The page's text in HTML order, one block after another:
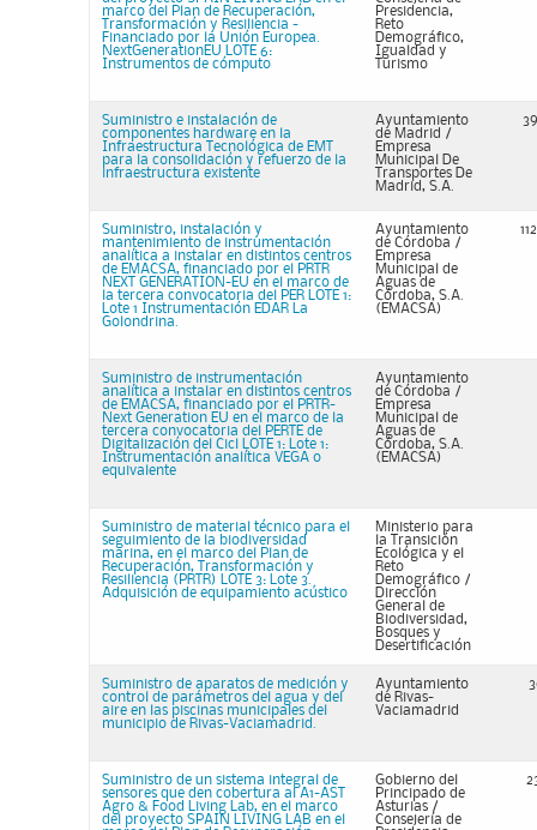
marco del Plan de Recuperación,
Transformación y Resiliencia -
Financiado por la Unión Europea.
NextGenerationEU LOTE 6:
Instrumentos de cómputo
Presidencia,
Reto
Demográfico,
Igualdad y
Turismo
Suministro e instalación de
componentes hardware en la
Infraestructura Tecnológica de EMT
para la consolidación y refuerzo de la
infraestructura existente
Ayuntamiento
de Madrid /
Empresa
Municipal De
Transportes De
Madrid, S.A.
Suministro, instalación y
mantenimiento de instrumentación
analítica a instalar en distintos centros
de EMACSA, financiado por el PRTR
NEXT GENERATION-EU en el marco de
la tercera convocatoria del PER LOTE 1:
Lote 1 Instrumentación EDAR La
Golondrina.
Ayuntamiento
de Córdoba /
Empresa
Municipal de
Aguas de
Córdoba, S.A.
(EMACSA)
Suministro de instrumentación
analítica a instalar en distintos centros
de EMACSA, financiado por el PRTR-
Next Generation EU en el marco de la
tercera convocatoria del PERTE de
Digitalización del Cicl LOTE 1: Lote 1:
Instrumentación analítica VEGA o
equivalente
Ayuntamiento
de Córdoba /
Empresa
Municipal de
Aguas de
Córdoba, S.A.
(EMACSA)
Suministro de material técnico para el
seguimiento de la biodiversidad
marina, en el marco del Plan de
Recuperación, Transformación y
Resiliencia (PRTR) LOTE 3: Lote 3.
Adquisición de equipamiento acústico
Ministerio para
la Transición
Ecológica y el
Reto
Demográfico /
Dirección
General de
Biodiversidad,
Bosques y
Desertificación
Suministro de aparatos de medición y
control de parámetros del agua y del
aire en las piscinas municipales del
municipio de Rivas-Vaciamadrid.
Ayuntamiento
de Rivas-
Vaciamadrid
Suministro de un sistema integral de
sensores que den cobertura al A1-AST
Agro & Food Living Lab, en el marco
del proyecto SPAIN LIVING LAB en el
Gobierno del
Principado de
Asturias /
Consejería de